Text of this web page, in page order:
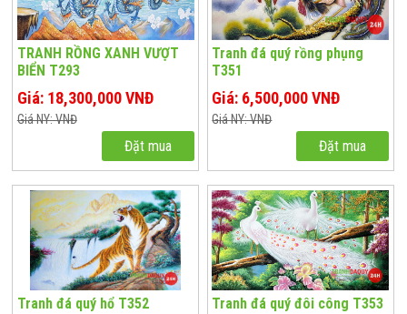
TRANH RỒNG XANH VƯỢT
BIỂN T293
Giá: 18,300,000 VNĐ
Giá NY: VNĐ
Đặt mua
Tranh đá quý rồng phụng
T351
Giá: 6,500,000 VNĐ
Giá NY: VNĐ
Đặt mua
Tranh đá quý hổ T352 Tranh đá quý đôi công T353